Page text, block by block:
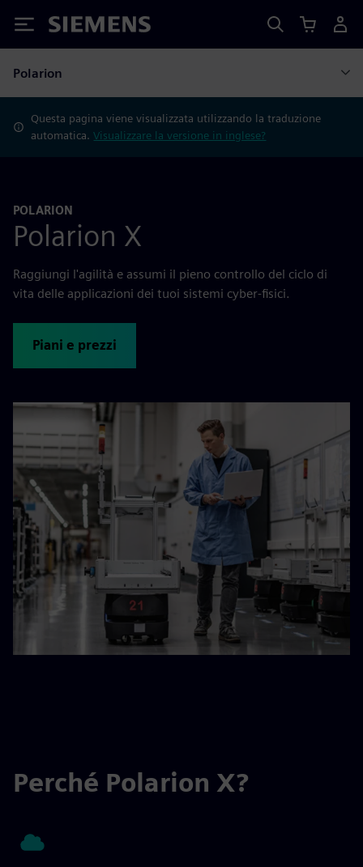
Siemens
Polarion
Questa pagina viene visualizzata utilizzando la traduzione
automatica.Visualizzare la versione in inglese?
POLARION
Polarion X
Raggiungi l'agilità e assumi il pieno controllo del ciclo di
vita delle applicazioni dei tuoi sistemi cyber-fisici.
Piani e prezzi
Perché Polarion X?